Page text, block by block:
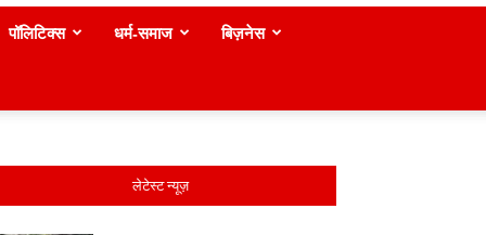
पॉलिटिक्स धर्म-समाज बिज़नेस
लेटेस्ट न्यूज़